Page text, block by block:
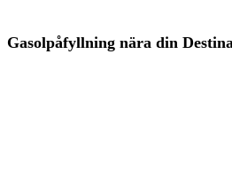
Gasolpåfyllning nära din